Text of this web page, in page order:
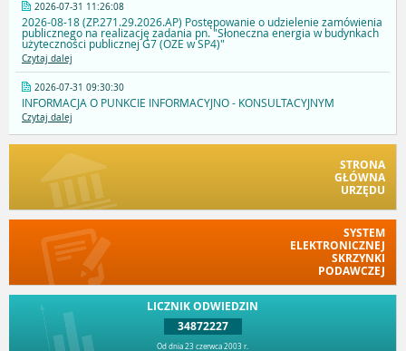
2026-07-31 11:26:08
2026-08-18 (ZP.271.29.2026.AP) Postępowanie o udzielenie zamówienia
publicznego na realizację zadania pn. "Słoneczna energia w budynkach
użyteczności publicznej G7 (OZE w SP4)"
Czytaj dalej
2026-07-31 09:30:30
INFORMACJA O PUNKCIE INFORMACYJNO - KONSULTACYJNYM
Czytaj dalej
STRONA
GŁÓWNA
URZĘDU
SYSTEM
ELEKTRONICZNEJ
SKRZYNKI
PODAWCZEJ
LICZNIK ODWIEDZIN
34872227
Od dnia 23 czerwca 2003 r.